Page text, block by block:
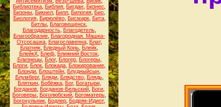
Библиотека Библия Бигдан Бизнес
Бизоны Бикнел Билл Билогия Био
Биология, Бирюлёво, Бисмарк, Бита,
Битлы Благовещенск
Благодарность, Благодетель,
Благообразие Благородная. Машка-
Отсосашка, Благославенна, Блат,
Блатняк Бледный Конь Блейк
БлейкХ Блеф Ближний Восток
Близнецы, Блог, Блогер, Блогеры,
Блоги Блок Блокада Блокирование
Блонди Блоштейн Блудныйсын
Блумберг, Бляди, Блядство, Блядь,
Бляткин, Бобёжка, Бог, Богатыри,
Богданов Богданов-Бельский Боги
Боговеры Боголюбский Богоматерь
Богохульник Бодлер Бодряк-Идиот,